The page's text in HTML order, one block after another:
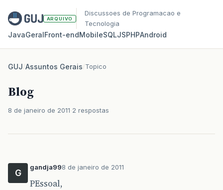
ARQUIVO
Discussoes de Programacao e
Tecnologia
JavaGeralFront‑endMobileSQLJSPHPAndroid
GUJ/Assuntos Gerais/Topico
Blog
8 de janeiro de 2011 2 respostas
G
gandja998 de janeiro de 2011
PEssoal,